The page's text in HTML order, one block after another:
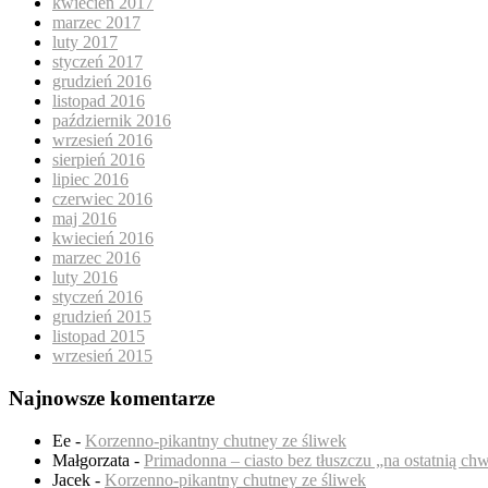
marzec 2017
luty 2017
styczeń 2017
grudzień 2016
listopad 2016
październik 2016
wrzesień 2016
sierpień 2016
lipiec 2016
czerwiec 2016
maj 2016
kwiecień 2016
marzec 2016
luty 2016
styczeń 2016
grudzień 2015
listopad 2015
wrzesień 2015
Najnowsze komentarze
Ee - Korzenno-pikantny chutney ze śliwek
Małgorzata - Primadonna – ciasto bez tłuszczu „na ostatnią
Jacek - Korzenno-pikantny chutney ze śliwek